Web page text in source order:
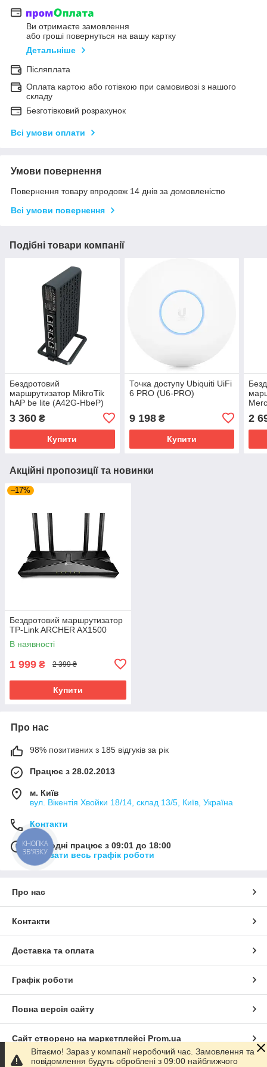
Ви отримаєте замовлення
або гроші повернуться на вашу картку
Детальніше
Післяплата
Оплата картою або готівкою при самовивозі з нашого
складу
Безготівковий розрахунок
Всі умови оплати
Умови повернення
Повернення товару впродовж 14 днів за домовленістю
Всі умови повернення
Подібні товари компанії
Бездротовий
маршрутизатор MikroTik
hAP be lite (A42G-HbeP)
3 360 ₴
Купити
Точка доступу Ubiquiti UiFi
6 PRO (U6-PRO)
9 198₴
Купити
2
Акційні пропозиції та новинки
–17%
Бездротовий маршрутизатор
TP-Link ARCHER AX1500
В наявності
1 999 ₴ 2 399 ₴
Купити
Про нас
98% позитивних з 185 відгуків за рік
Працює з 28.02.2013
м. Київ
вул. Вікентія Хвойки 18/14, склад 13/5, Київ, Україна
Контакти
Сьогодні працює з 09:01 до 18:00
Показати весь графік роботи
Про нас
Контакти
Доставка та оплата
Графік роботи
Повна версія сайту
Сайт створено на маркетплейсі Prom.ua
Вітаємо! Зараз у компанії неробочий час. Замовлення та
повідомлення будуть оброблені з 09:00 найближчого
КНОПКА
ЗВ'ЯЗКУ